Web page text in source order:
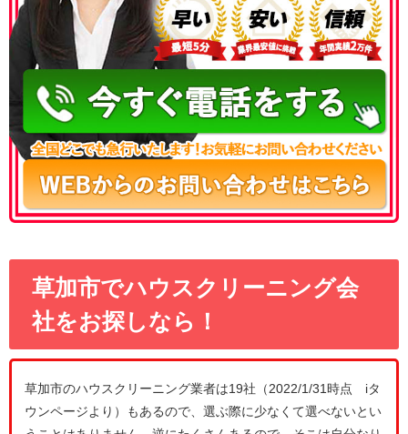
050-3177-5687
草加市でハウスクリーニング会
社をお探しなら！
草加市のハウスクリーニング業者は19社（2022/1/31時点 iタ
ウンページより）もあるので、選ぶ際に少なくて選べないとい